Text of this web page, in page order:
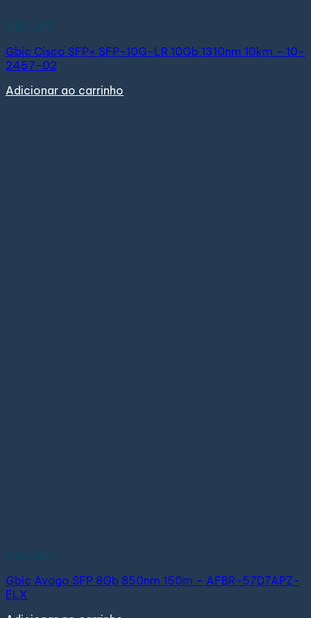
Gbic SFP
Gbic Cisco SFP+ SFP-10G-LR 10Gb 1310nm 10km – 10-
2457-02
Adicionar ao carrinho
Gbic SFP
Gbic Avago SFP 8Gb 850nm 150m – AFBR-57D7APZ-
ELX